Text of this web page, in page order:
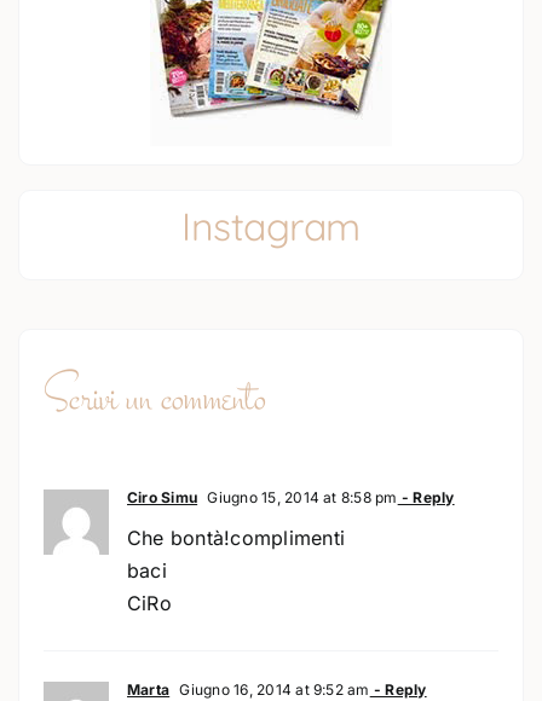
Instagram
Scrivi un commento
Ciro Simu Giugno 15, 2014 at 8:58 pm - Reply
Che bontà!complimenti
baci
CiRo
Marta Giugno 16, 2014 at 9:52 am - Reply